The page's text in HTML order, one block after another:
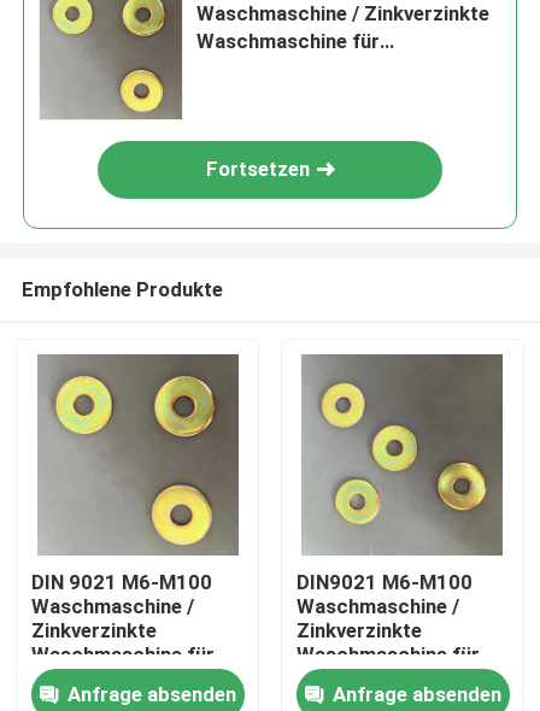
Startseite
Produkte
Waschmaschine / Zinkverzinkte
Waschmaschine für
Fortsetzen
Empfohlene Produkte
DIN 9021 M6-M100
Waschmaschine /
Zinkverzinkte
Waschmaschine für
Infrastrukturprojekte
Anfrage absenden
DIN9021 M6-M100
Waschmaschine /
Zinkverzinkte
Waschmaschine für
schwere Maschinen
Anfrage absenden